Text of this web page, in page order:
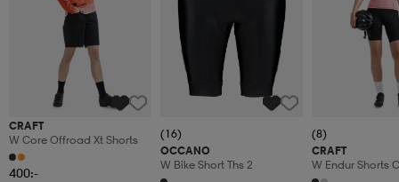
CRAFT
W Core Offroad Xt Shorts
400:-
(16)
OCCANO
W Bike Short Ths 2
(8)
CRAFT
W Endur Shorts